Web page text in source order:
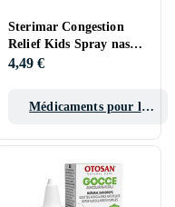
Sterimar Congestion
Relief Kids Spray nasal
50ml
4,49 €
Médicaments pour le